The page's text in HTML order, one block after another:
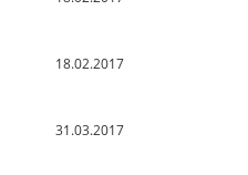
18.02.2017
31.03.2017